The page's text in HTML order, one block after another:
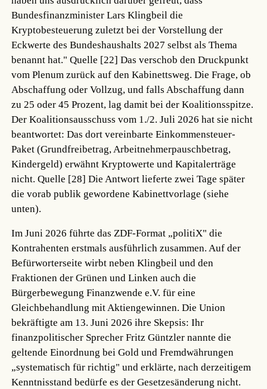
Bundesfinanzminister Lars Klingbeil die
Kryptobesteuerung zuletzt bei der Vorstellung der
Eckwerte des Bundeshaushalts 2027 selbst als Thema
benannt hat."Quelle [22] Das verschob den Druckpunkt
vom Plenum zurück auf den Kabinettsweg. Die Frage, ob
Abschaffung oder Vollzug, und falls Abschaffung dann
zu 25 oder 45 Prozent, lag damit bei der Koalitionsspitze.
Der Koalitionsausschuss vom 1./2. Juli 2026 hat sie nicht
beantwortet: Das dort vereinbarte Einkommensteuer-
Paket (Grundfreibetrag, Arbeitnehmerpauschbetrag,
Kindergeld) erwähnt Kryptowerte und Kapitalerträge
nicht.Quelle [28] Die Antwort lieferte zwei Tage später
die vorab publik gewordene Kabinettvorlage (siehe
unten).
Im Juni 2026 führte das ZDF-Format „politiX" die
Kontrahenten erstmals ausführlich zusammen. Auf der
Befürworterseite wirbt neben Klingbeil und den
Fraktionen der Grünen und Linken auch die
Bürgerbewegung Finanzwende e.V. für eine
Gleichbehandlung mit Aktiengewinnen. Die Union
bekräftigte am 13. Juni 2026 ihre Skepsis: Ihr
finanzpolitischer Sprecher Fritz Güntzler nannte die
geltende Einordnung bei Gold und Fremdwährungen
„systematisch für richtig" und erklärte, nach derzeitigem
Kenntnisstand bedürfe es der Gesetzesänderung nicht.